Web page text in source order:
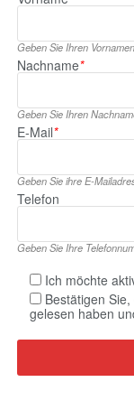
Geben Sie Ihren
Nachname*
Geben Sie Ihren
E‑Mail*
Geben Sie ihre
Telefon
Geben Sie Ihre
Ich möchte
Bestätigen
gelesen haben